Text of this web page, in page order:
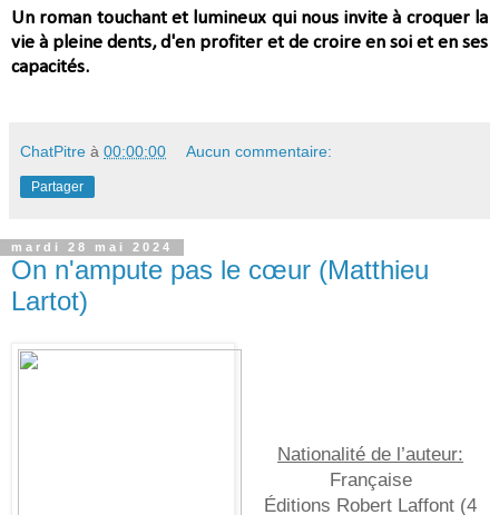
Un roman touchant et lumineux qui nous invite à croquer la
vie à pleine dents, d'en profiter et de croire en soi et en ses
capacités.
ChatPitre à 00:00:00 Aucun commentaire:
Partager
mardi 28 mai 2024
On n'ampute pas le cœur (Matthieu
Lartot)
Nationalité de l’auteur:
Française
Éditions Robert Laffont (4